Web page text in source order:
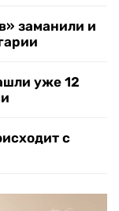
заманили и
уже 12
с